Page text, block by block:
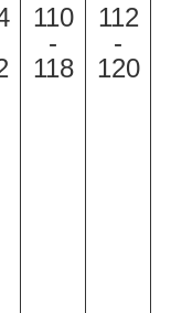
110
-
118
112
-
120